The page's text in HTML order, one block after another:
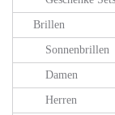
Brillen
Sonnenbrillen
Damen
Herren